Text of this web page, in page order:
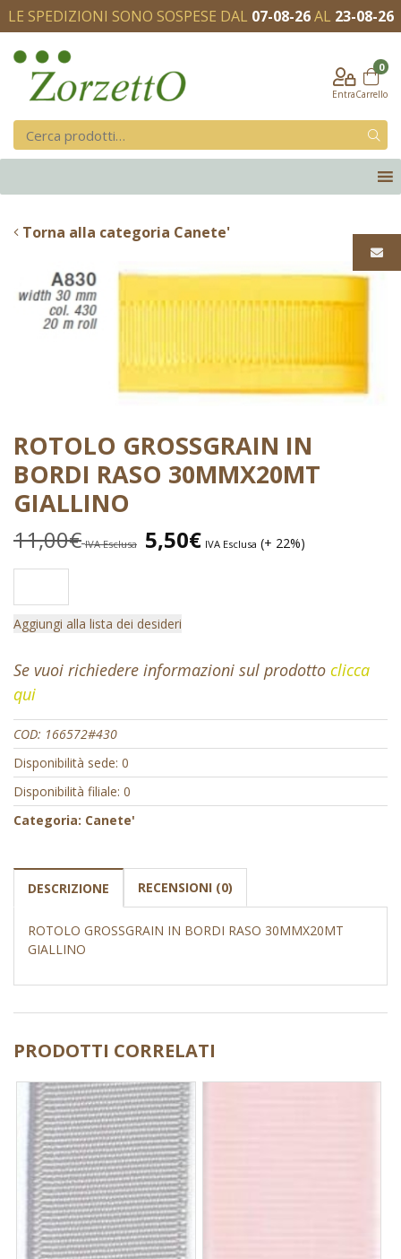
LE SPEDIZIONI SONO SOSPESE DAL 07-08-26AL 23-08-26
Entra
0
Carrello
Torna alla categoria Canete'
ROTOLO GROSSGRAIN IN
BORDI RASO 30MMX20MT
GIALLINO
11,00€ IVA Esclusa 5,50€ IVA Esclusa (+ 22%)
Aggiungi alla lista dei desideri
Se vuoi richiedere informazioni sul prodotto clicca
qui
COD: 166572#430
Disponibilità sede: 0
Disponibilità filiale: 0
Categoria: Canete'
DESCRIZIONE RECENSIONI (0)
ROTOLO GROSSGRAIN IN BORDI RASO 30MMX20MT
GIALLINO
PRODOTTI CORRELATI